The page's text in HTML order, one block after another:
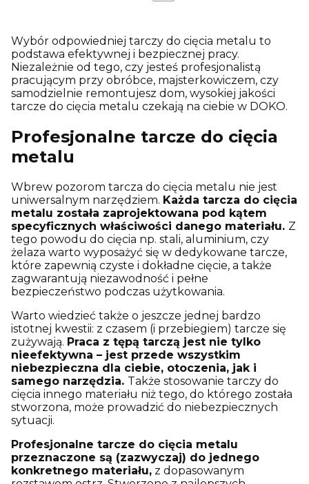
Wybór odpowiedniej tarczy do cięcia metalu to
podstawa efektywnej i bezpiecznej pracy.
Niezależnie od tego, czy jesteś profesjonalistą
pracującym przy obróbce, majsterkowiczem, czy
samodzielnie remontujesz dom, wysokiej jakości
tarcze do cięcia metalu czekają na ciebie w DOKO.
Profesjonalne tarcze do cięcia
metalu
Wbrew pozorom tarcza do cięcia metalu nie jest
uniwersalnym narzędziem. Każda tarcza do cięcia
metalu została zaprojektowana pod kątem
specyficznych właściwości danego materiału. Z
tego powodu do cięcia np. stali, aluminium, czy
żelaza warto wyposażyć się w dedykowane tarcze,
które zapewnią czyste i dokładne cięcie, a także
zagwarantują niezawodność i pełne
bezpieczeństwo podczas użytkowania.
Warto wiedzieć także o jeszcze jednej bardzo
istotnej kwestii: z czasem (i przebiegiem) tarcze się
zużywają. Praca z tępą tarczą jest nie tylko
nieefektywna – jest przede wszystkim
niebezpieczna dla ciebie, otoczenia, jak i
samego narzędzia. Także stosowanie tarczy do
cięcia innego materiału niż tego, do którego została
stworzona, może prowadzić do niebezpiecznych
sytuacji.
Profesjonalne tarcze do cięcia metalu
przeznaczone są (zazwyczaj) do jednego
konkretnego materiału, z dopasowanym